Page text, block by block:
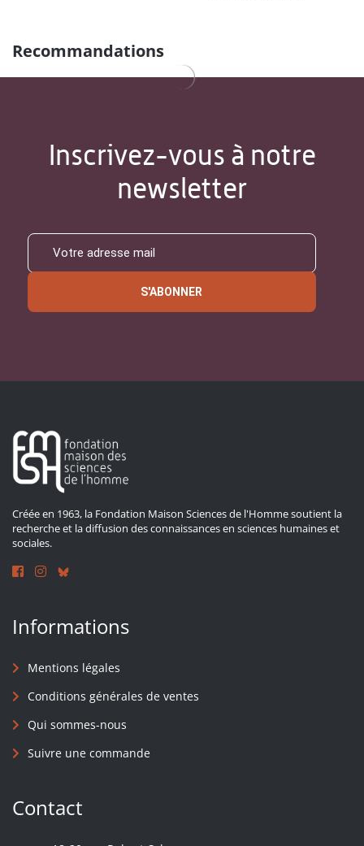
Recommandations
Inscrivez-vous à notre
newsletter
S'ABONNER
Créée en 1963, la Fondation Maison Sciences de l'Homme soutient la
recherche et la diffusion des connaissances en sciences humaines et
sociales.
Informations
Mentions légales
Conditions générales de ventes
Qui sommes-nous
Suivre une commande
Contact